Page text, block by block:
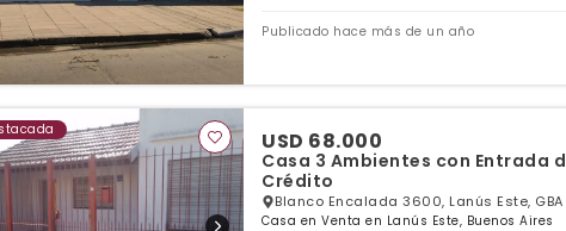
Publicado hace más de un año
USD 68.000
Casa 3 Ambientes con Entrada
Crédito
Blanco Encalada 3600, Lanús Este, GBA
Casa en Venta en Lanús Este, Buenos Aires